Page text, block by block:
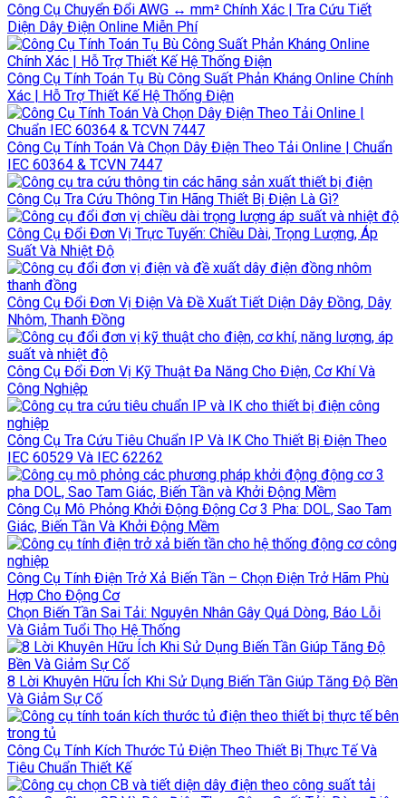
Công Cụ Chuyển Đổi AWG ↔ mm² Chính Xác | Tra Cứu Tiết
Diện Dây Điện Online Miễn Phí
Công Cụ Tính Toán Tụ Bù Công Suất Phản Kháng Online Chính
Xác | Hỗ Trợ Thiết Kế Hệ Thống Điện
Công Cụ Tính Toán Và Chọn Dây Điện Theo Tải Online | Chuẩn
IEC 60364 & TCVN 7447
Công Cụ Tra Cứu Thông Tin Hãng Thiết Bị Điện Là Gì?
Công Cụ Đổi Đơn Vị Trực Tuyến: Chiều Dài, Trọng Lượng, Áp
Suất Và Nhiệt Độ
Công Cụ Đổi Đơn Vị Điện Và Đề Xuất Tiết Diện Dây Đồng, Dây
Nhôm, Thanh Đồng
Công Cụ Đổi Đơn Vị Kỹ Thuật Đa Năng Cho Điện, Cơ Khí Và
Công Nghiệp
Công Cụ Tra Cứu Tiêu Chuẩn IP Và IK Cho Thiết Bị Điện Theo
IEC 60529 Và IEC 62262
Công Cụ Mô Phỏng Khởi Động Động Cơ 3 Pha: DOL, Sao Tam
Giác, Biến Tần Và Khởi Động Mềm
Công Cụ Tính Điện Trở Xả Biến Tần – Chọn Điện Trở Hãm Phù
Hợp Cho Động Cơ
Chọn Biến Tần Sai Tải: Nguyên Nhân Gây Quá Dòng, Báo Lỗi
Và Giảm Tuổi Thọ Hệ Thống
8 Lời Khuyên Hữu Ích Khi Sử Dụng Biến Tần Giúp Tăng Độ Bền
Và Giảm Sự Cố
Công Cụ Tính Kích Thước Tủ Điện Theo Thiết Bị Thực Tế Và
Tiêu Chuẩn Thiết Kế